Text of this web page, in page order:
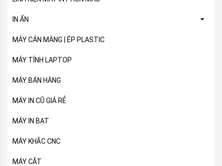
IN ẤN
MÁY CÁN MÀNG | ÉP PLASTIC
MÁY TÍNH LAPTOP
MÁY BÁN HÀNG
MÁY IN CŨ GIÁ RẺ
MÁY IN BẠT
MÁY KHẮC CNC
MÁY CẮT